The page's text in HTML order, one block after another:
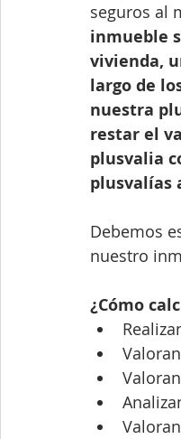
seguros al
inmueble
vivienda,
largo de
nuestra
restar el
plusvalia
plusvalías
Debemos
nuestro
¿Cómo